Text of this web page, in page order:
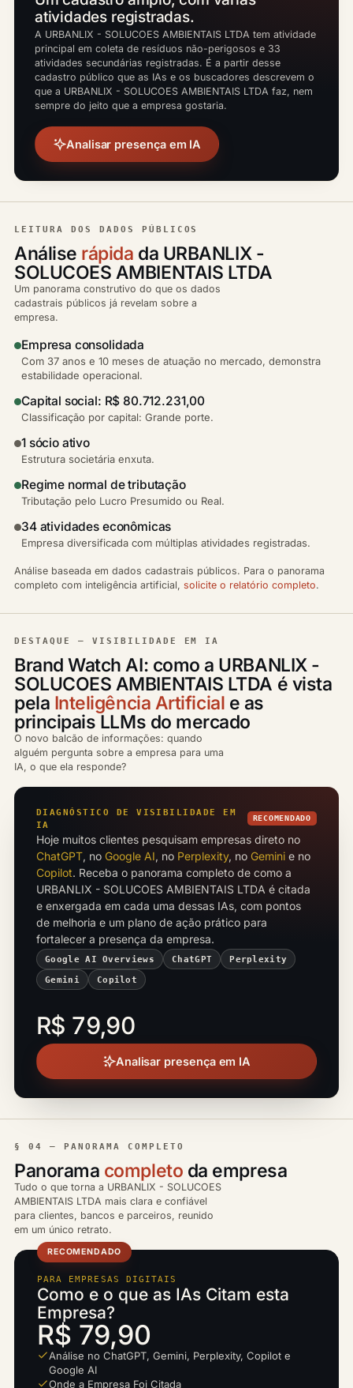
atividades registradas.
A URBANLIX - SOLUCOES AMBIENTAIS LTDA tem atividade
principal em coleta de resíduos não-perigosos e 33
atividades secundárias registradas. É a partir desse
cadastro público que as IAs e os buscadores descrevem o
que a URBANLIX - SOLUCOES AMBIENTAIS LTDA faz, nem
sempre do jeito que a empresa gostaria.
Analisar presença em IA
LEITURA DOS DADOS PÚBLICOS
Análise rápida da URBANLIX -
SOLUCOES AMBIENTAIS LTDA
Um panorama construtivo do que os dados
cadastrais públicos já revelam sobre a
empresa.
Empresa consolidada
Com 37 anos e 10 meses de atuação no mercado, demonstra
estabilidade operacional.
Capital social: R$ 80.712.231,00
Classificação por capital: Grande porte.
1 sócio ativo
Estrutura societária enxuta.
Regime normal de tributação
Tributação pelo Lucro Presumido ou Real.
34 atividades econômicas
Empresa diversificada com múltiplas atividades registradas.
Análise baseada em dados cadastrais públicos. Para o panorama
completo com inteligência artificial, solicite o relatório completo.
DESTAQUE — VISIBILIDADE EM IA
Brand Watch AI: como a URBANLIX -
SOLUCOES AMBIENTAIS LTDA é vista
pela Inteligência Artificial e as
principais LLMs do mercado
O novo balcão de informações: quando
alguém pergunta sobre a empresa para uma
IA, o que ela responde?
DIAGNÓSTICO DE VISIBILIDADE EM
IA
RECOMENDADO
Hoje muitos clientes pesquisam empresas direto no
ChatGPT, no Google AI, no Perplexity, no Gemini e no
Copilot. Receba o panorama completo de como a
URBANLIX - SOLUCOES AMBIENTAIS LTDA é citada
e enxergada em cada uma dessas IAs, com pontos
de melhoria e um plano de ação prático para
fortalecer a presença da empresa.
Google AI Overviews ChatGPT Perplexity
Gemini Copilot
R$ 79,90
Analisar presença em IA
§ 04 — PANORAMA COMPLETO
Panorama completo da empresa
Tudo o que torna a URBANLIX - SOLUCOES
AMBIENTAIS LTDA mais clara e confiável
para clientes, bancos e parceiros, reunido
em um único retrato.
RECOMENDADO
PARA EMPRESAS DIGITAIS
Como e o que as IAs Citam esta
Empresa?
R$ 79,90
Análise no ChatGPT, Gemini, Perplexity, Copilot e
Google AI
Onde a Empresa Foi Citada